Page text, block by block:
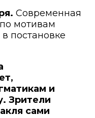
Современная
мотивам
постановке
и
Зрители
сами